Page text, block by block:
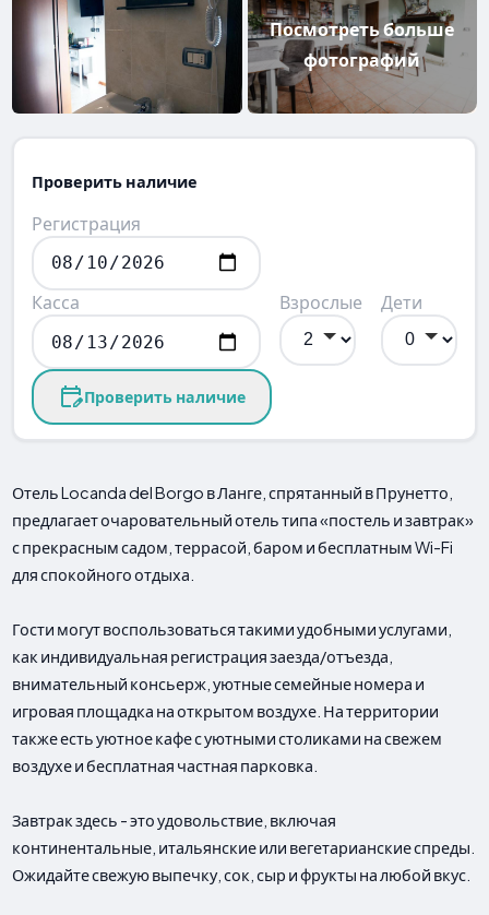
Посмотреть больше
фотографий
Проверить наличие
Регистрация
Касса Взрослые Дети
Проверить наличие
Отель Locanda del Borgo в Ланге, спрятанный в Прунетто,
предлагает очаровательный отель типа «постель и завтрак»
с прекрасным садом, террасой, баром и бесплатным Wi-Fi
для спокойного отдыха.
Гости могут воспользоваться такими удобными услугами,
как индивидуальная регистрация заезда/отъезда,
внимательный консьерж, уютные семейные номера и
игровая площадка на открытом воздухе. На территории
также есть уютное кафе с уютными столиками на свежем
воздухе и бесплатная частная парковка.
Завтрак здесь - это удовольствие, включая
континентальные, итальянские или вегетарианские спреды.
Ожидайте свежую выпечку, сок, сыр и фрукты на любой вкус.